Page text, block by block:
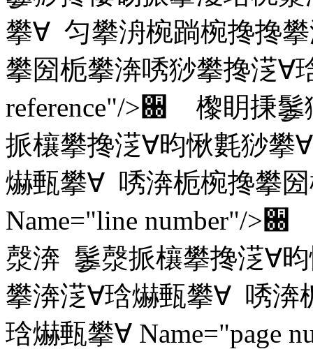
攀∀ 匀攀洀椀䠀椀搀搀
攀圀栀攀渀唀猀攀搀㴀∀
reference"/>਀ 㰀眀㨀䰀
挀欀攀搀㴀∀昀愀氀猀攀
爀甀攀∀ 唀渀栀椀搀攀
Name="line number"/
漀渀 䰀漀挀欀攀搀㴀∀
攀渀㴀∀琀爀甀攀∀ 唀渀
琀爀甀攀∀